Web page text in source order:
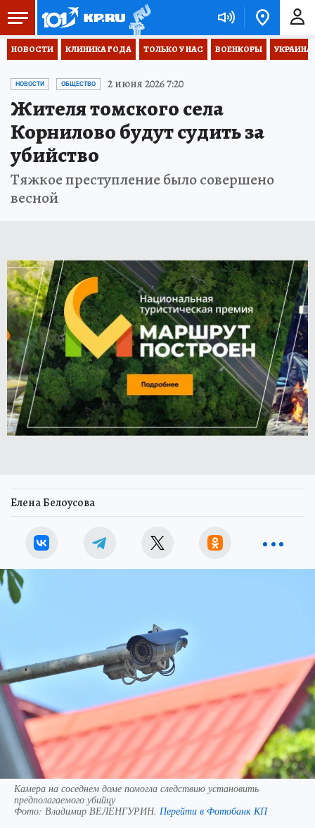
НОВОСТИ КЛИНИКА ГОДА ТОЛЬКО У НАС ВОЕНКОРЫ
НОВОСТИ ОБЩЕСТВО 2 июня 2026 7:20
Жителя томского села
Корнилово будут судить за
убийство
Тяжкое преступление было совершено
весной
Елена Белоусова
Камера на соседнем доме помогла следствию установить
предполагаемого убийцу
Фото: Владимир ВЕЛЕНГУРИН. Перейти в Фотобанк КП